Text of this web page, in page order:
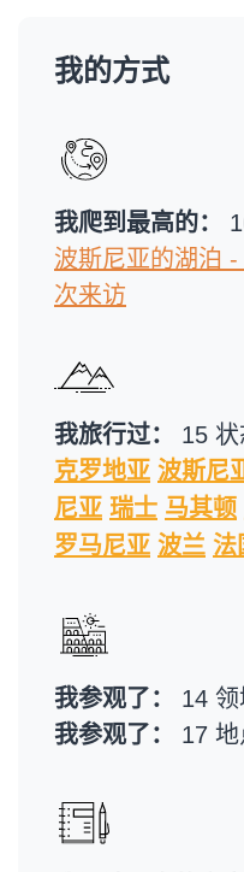
我的方式
我爬到最高的：
波斯尼亚的湖泊
次来访
我旅行过：
15 状
克罗地亚 波斯尼
尼亚 瑞士 马其顿
罗马尼亚 波兰 法
我参观了：
14
我参观了：
17 地